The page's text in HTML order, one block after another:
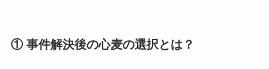
① 事件解決後の心麦の選択とは？